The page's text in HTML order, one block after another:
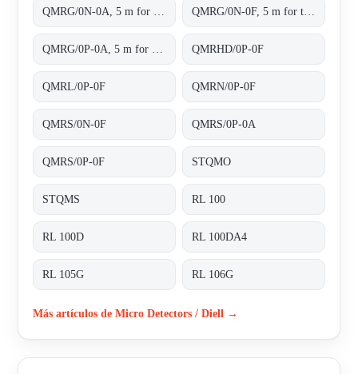
QMRG/0N-0A, 5 m for transparent objects NPN L/D cable 2m QMRG/0N-0F, 5 m for transparent objects NPN L/D conn.M8 4pins
QMRG/0P-0A, 5 m for transparent objects PNP L/D cable 2m QMRHD/0P-0F
QMRL/0P-0F QMRN/0P-0F
QMRS/0N-0F QMRS/0P-0A
QMRS/0P-0F STQMO
STQMS RL 100
RL 100D RL 100DA4
RL 105G RL 106G
Más artículos de Micro Detectors / Diell →